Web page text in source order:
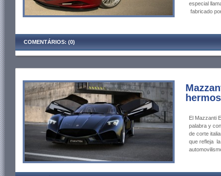
especial
fabricado
COMENTÁRIOS: (0)
El Mazzanti
palabra y
de corte
que refleja